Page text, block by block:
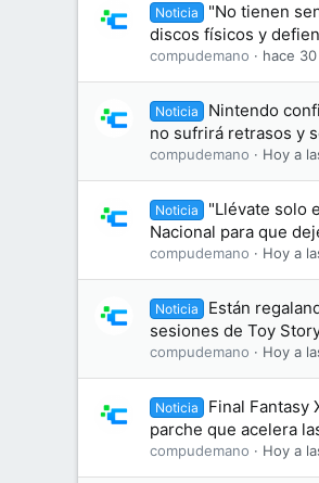
Noticia
"No tienen
discos físicos y
compudemano hace
Noticia
Nintendo
no sufrirá retrasos y
compudemano Hoy a
Noticia
"Llévate solo
Nacional para que
compudemano Hoy a
Noticia
Están
sesiones de Toy
compudemano Hoy a
Noticia
Final Fantasy
parche que acelera
compudemano Hoy a